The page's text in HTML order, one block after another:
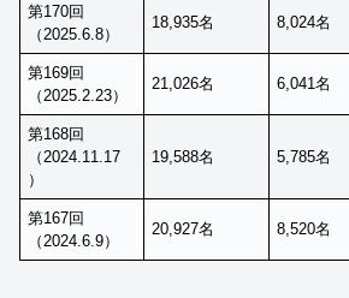
第170回
（2025.6.8）
18,935名 8,024名
第169回
（2025.2.23）
21,026名 6,041名
第168回
（2024.11.17
）
19,588名 5,785名
第167回
（2024.6.9）
20,927名 8,520名